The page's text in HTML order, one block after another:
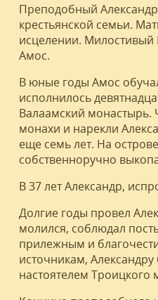
Преподобный
крестьянской семьи.
исцелении. Милостивый
Амос.
В юные годы Амос
исполнилось
Валаамский монастырь.
монахи и нарекли
еще семь лет. На
собственноручно
В 37 лет Александр,
Долгие годы провел
молился, соблюдал
прилежным и
источникам,
настоятелем Троицкого